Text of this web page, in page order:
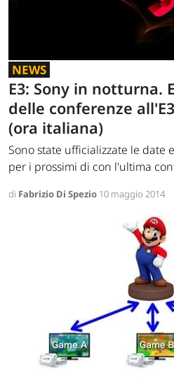
NEWS
E3: Sony in notturna.
delle conferenze
(ora italiana)
Sono state ufficializzate le date
per i prossimi di con l'ultima
di Fabrizio Di Spezio 10 maggio 2014